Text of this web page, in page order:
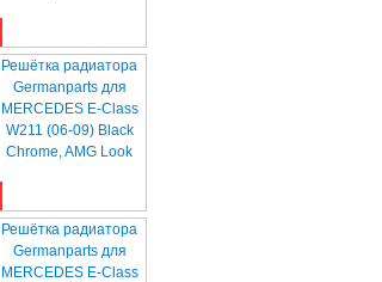
Решётка радиатора
Germanparts для
MERCEDES E-Class
W211 (06-09) Black
Chrome, AMG Look
Решётка радиатора
Germanparts для
MERCEDES E-Class